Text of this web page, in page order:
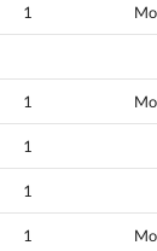
1
1
1
1
1